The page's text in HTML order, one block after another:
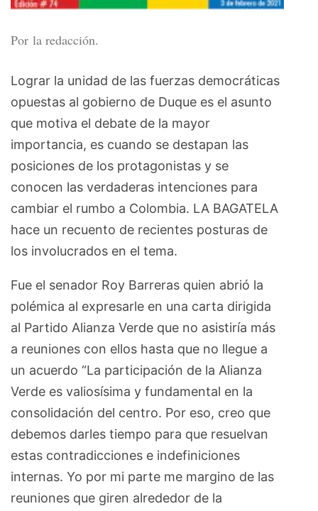
Por la redacción.
Lograr la unidad de las fuerzas democráticas
opuestas al gobierno de Duque es el asunto
que motiva el debate de la mayor
importancia, es cuando se destapan las
posiciones de los protagonistas y se
conocen las verdaderas intenciones para
cambiar el rumbo a Colombia. LA BAGATELA
hace un recuento de recientes posturas de
los involucrados en el tema.
Fue el senador Roy Barreras quien abrió la
polémica al expresarle en una carta dirigida
al Partido Alianza Verde que no asistiría más
a reuniones con ellos hasta que no llegue a
un acuerdo “La participación de la Alianza
Verde es valiosísima y fundamental en la
consolidación del centro. Por eso, creo que
debemos darles tiempo para que resuelvan
estas contradicciones e indefiniciones
internas. Yo por mi parte me margino de las
reuniones que giren alrededor de la